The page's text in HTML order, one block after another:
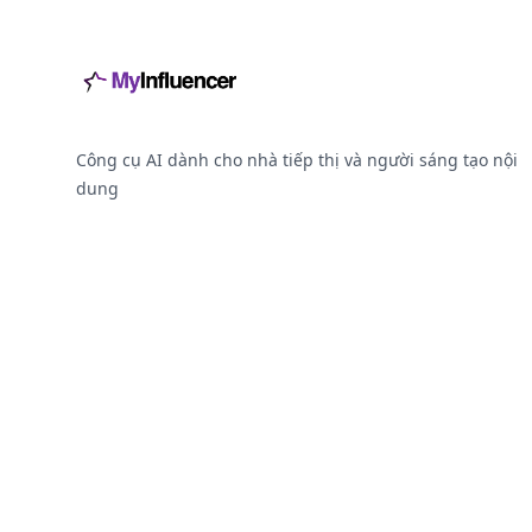
Công cụ AI dành cho nhà tiếp thị và người sáng tạo nội
dung